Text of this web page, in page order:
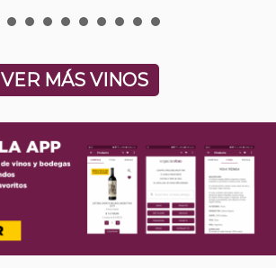
VER MÁS VINOS